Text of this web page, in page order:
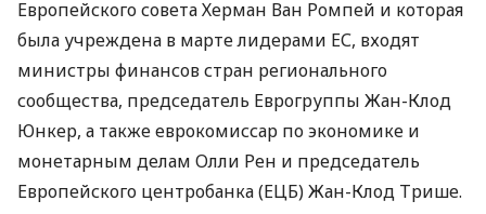
Европейского совета Херман Ван Ромпей и которая
была учреждена в марте лидерами ЕС, входят
министры финансов стран регионального
сообщества, председатель Еврогруппы Жан-Клод
Юнкер, а также еврокомиссар по экономике и
монетарным делам Олли Рен и председатель
Европейского центробанка (ЕЦБ) Жан-Клод Трише.